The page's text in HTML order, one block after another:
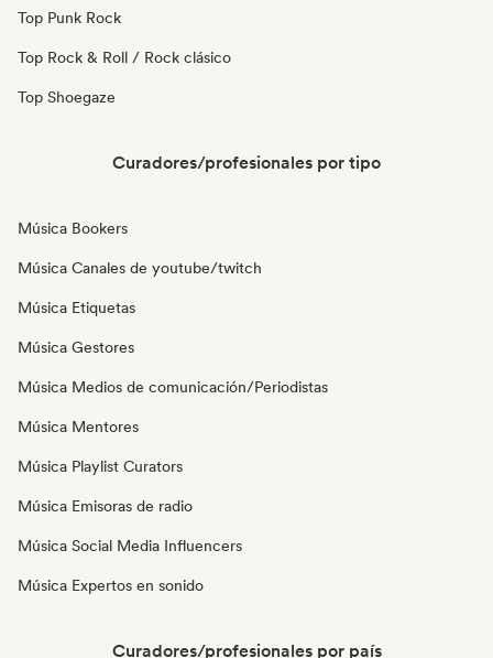
Top Punk Rock
Top Rock & Roll / Rock clásico
Top Shoegaze
Curadores/profesionales por tipo
Música Bookers
Música Canales de youtube/twitch
Música Etiquetas
Música Gestores
Música Medios de comunicación/Periodistas
Música Mentores
Música Playlist Curators
Música Emisoras de radio
Música Social Media Influencers
Música Expertos en sonido
Curadores/profesionales por país